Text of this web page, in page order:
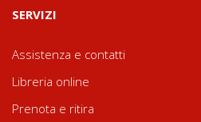
SERVIZI
Assistenza e contatti
Libreria online
Prenota e ritira